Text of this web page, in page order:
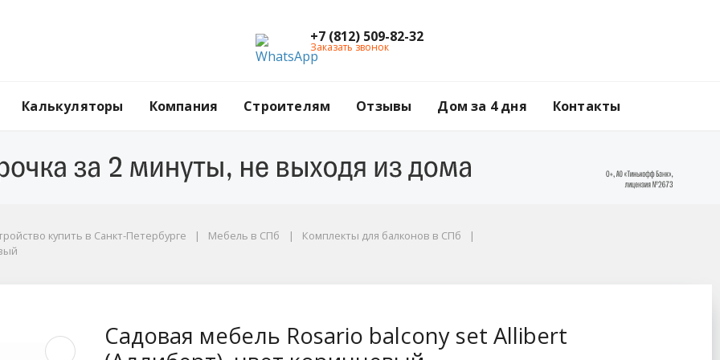
+7 (812) 509-82-32
Заказать звонок
Калькуляторы Компания Строителям Отзывы Дом за 4 дня Контакты
купить в Санкт-Петербурге Мебель в СПб
Комплекты для балконов в СПб
Садовая мебель Rosario balcony set Allibert